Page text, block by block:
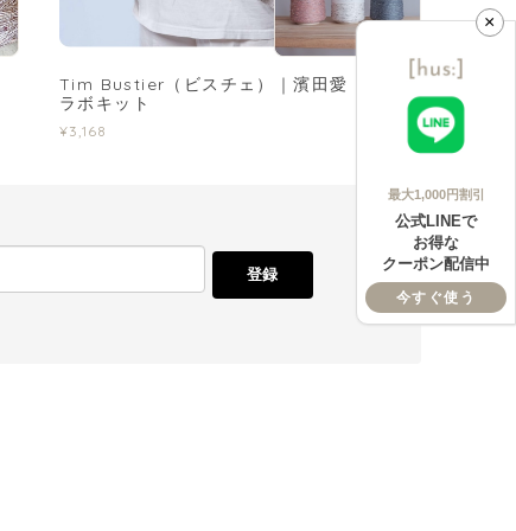
Tim Bustier（ビスチェ）｜濱田愛 さんコ
ラボキット
¥3,168
登録
×
最大1,000円割引
公式LINEで
お得な
クーポン配信中
今すぐ使う